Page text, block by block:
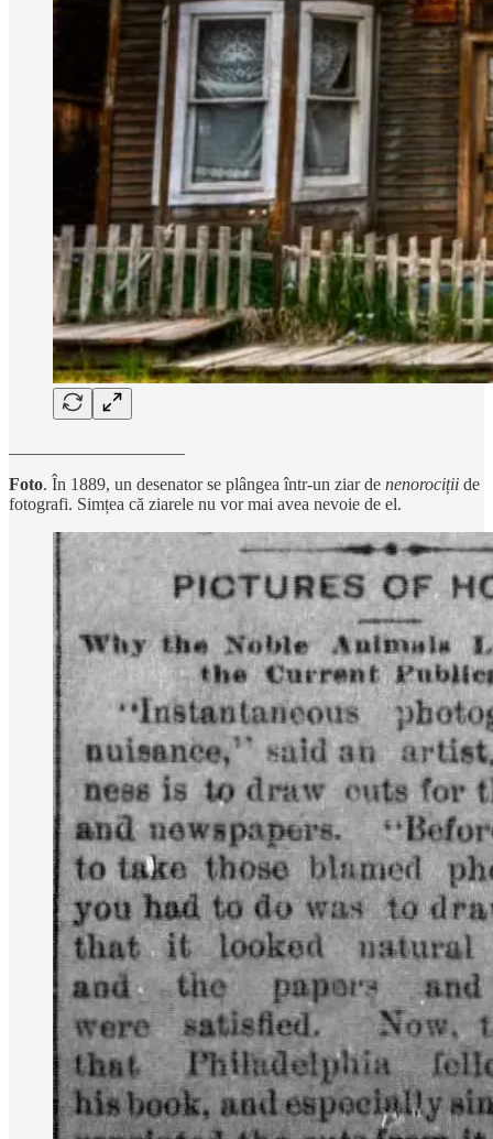
Foto. În 1889, un desenator se plângea într-un ziar de nenorociții de
fotografi. Simțea că ziarele nu vor mai avea nevoie de el.